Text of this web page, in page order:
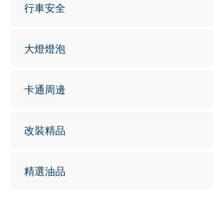
行車安全
大燈燈泡
卡通周邊
改裝精品
精選油品